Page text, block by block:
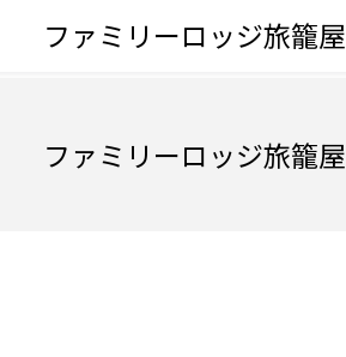
ファミリーロッジ旅籠
ファミリーロッジ旅籠